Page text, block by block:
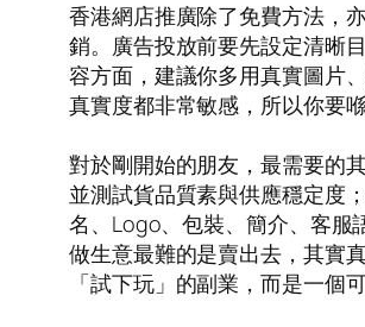
香港網店推廣除了免費方法，
銷。廣告投放前要先設定清晰
容方面，建議你多用真實圖片
真實度都非常敏感，所以你要
對於剛開始的朋友，最需要的
並測試貨品質素與供應穩定度
名、Logo、包裝、簡介、客服
做生意最難的是賣出去，其實
「試下玩」的副業，而是一個